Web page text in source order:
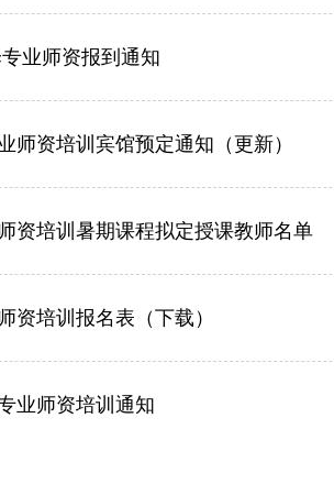
业师资报到通知
师资培训宾馆预定通知（更新）
资培训暑期课程拟定授课教师名单
资培训报名表（下载）
业师资培训通知